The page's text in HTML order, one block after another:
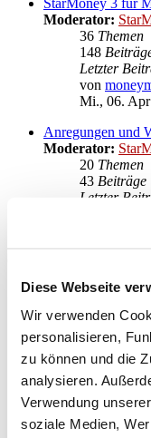
Diese Webseite
Wir verwenden
personalisieren,
zu können und die
analysieren.
Verwendung
soziale Medien,
StarMoney 3 für
Moderator:
36 Themen
148
Letzter
von
Mi., 06.
Anregungen und
Moderator:
20 Themen
43 Beiträge
Letzter
Star Finanz GmbH
↳
↳ Inhalte
StarMoney
↳ Allgemeine
↳ Installation
↳ Bedienung
↳ StarMoney
↳ Anregungen